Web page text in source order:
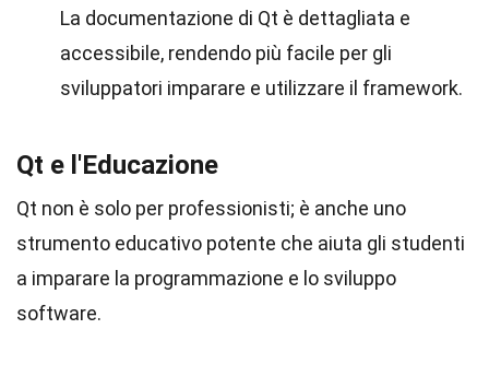
La documentazione di Qt è dettagliata e
accessibile, rendendo più facile per gli
sviluppatori imparare e utilizzare il framework.
Qt e l'Educazione
Qt non è solo per professionisti; è anche uno
strumento educativo potente che aiuta gli studenti
a imparare la programmazione e lo sviluppo
software.